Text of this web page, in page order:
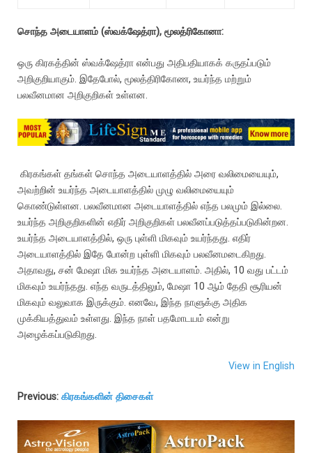
சொந்த அடையாளம் (ஸ்வக்ஷேத்ரா), மூலத்ரிகோனா:
ஒரு கிரகத்தின் ஸ்வக்ஷேத்ரா என்பது அதிபதியாகக் கருதப்படும்
அறிகுறியாகும். இதேபோல், மூலத்திரிகோண, உயர்ந்த மற்றும்
பலவீனமான அறிகுறிகள் உள்ளன.
கிரகங்கள் தங்கள் சொந்த அடையாளத்தில் அரை வலிமையையும்,
அவற்றின் உயர்ந்த அடையாளத்தில் முழு வலிமையையும்
கொண்டுள்ளன. பலவீனமான அடையாளத்தில் எந்த பலமும் இல்லை.
உயர்ந்த அறிகுறிகளின் எதிர் அறிகுறிகள் பலவீனப்படுத்தப்படுகின்றன.
உயர்ந்த அடையாளத்தில், ஒரு புள்ளி மிகவும் உயர்ந்தது. எதிர்
அடையாளத்தில் இதே போன்ற புள்ளி மிகவும் பலவீனமடைகிறது.
அதாவது, சன் மேஷா மிக உயர்ந்த அடையாளம். அதில், 10 வது பட்டம்
மிகவும் உயர்ந்தது. எந்த வருடத்திலும், மேஷா 10 ஆம் தேதி சூரியன்
மிகவும் வலுவாக இருக்கும். எனவே, இந்த நாளுக்கு அதிக
முக்கியத்துவம் உள்ளது. இந்த நாள் பதமோடயம் என்று
அழைக்கப்படுகிறது.
View in English
Previous: கிரகங்களின் திசைகள்